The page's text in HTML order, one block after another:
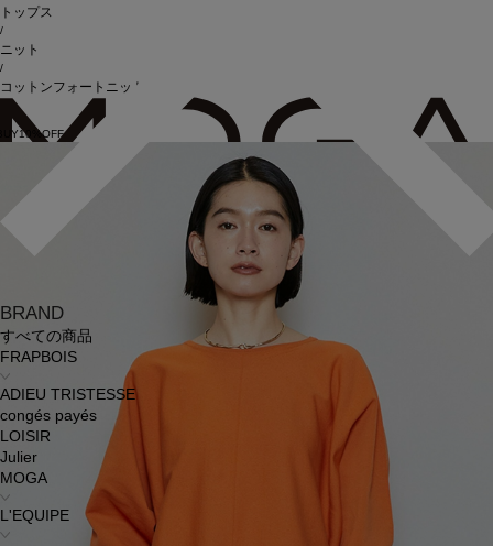
BRAND
すべての商品
FRAPBOIS
ADIEU TRISTESSE
congés payés
LOISIR
Julier
MOGA
L'EQUIPE
トップス
/
ニット
/
コットンフォートニット